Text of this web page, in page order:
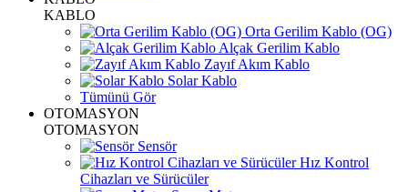
KABLO
Orta Gerilim Kablo (OG)
Alçak Gerilim Kablo
Zayıf Akım Kablo
Solar Kablo
Tümünü Gör
OTOMASYON
OTOMASYON
Sensör
Hız Kontrol
Cihazları ve Sürücüler